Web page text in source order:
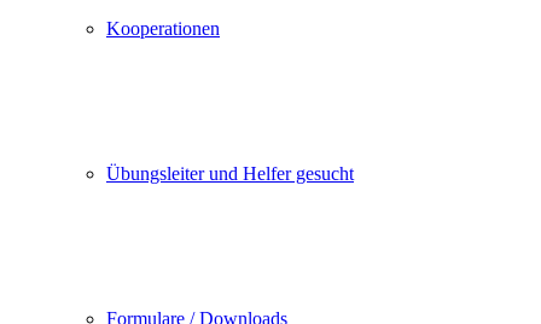
Kooperationen
Übungsleiter und Helfer gesucht
Formulare / Downloads